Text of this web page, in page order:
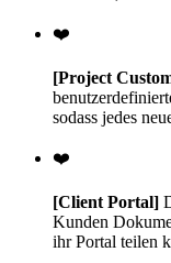
❤️
[Project
sodass jedes
❤️
[Client Portal]
Kunden
ihr Portal teilen